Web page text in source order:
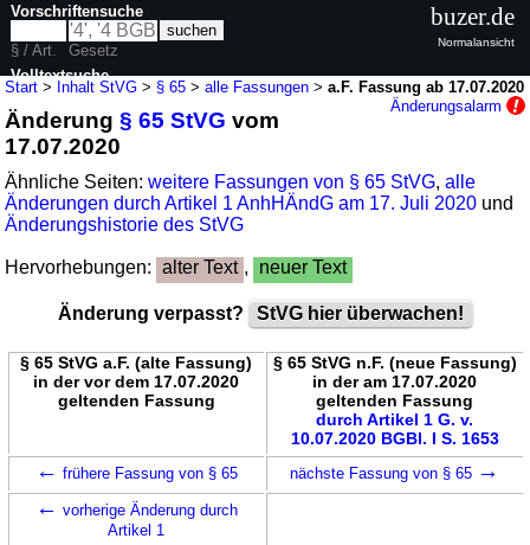
Start > Inhalt StVG > § 65 >alle Fassungen >a.F. Fassung ab 17.07.2020
Änderungsalarm
Änderung§ 65 StVG vom
17.07.2020
Ähnliche Seiten:weitere Fassungen von § 65 StVG,alle
Änderungen durch Artikel 1 AnhHÄndG am 17. Juli 2020 und
Änderungshistorie des StVG
Hervorhebungen: alter Text , neuer Text
Änderung verpasst? StVG hier überwachen!
§ 65 StVG a.F. (alte Fassung)
in der vor dem 17.07.2020
geltenden Fassung
§ 65 StVG n.F. (neue Fassung)
in der am 17.07.2020
geltenden Fassung
durch Artikel 1 G. v.
10.07.2020 BGBl. I S. 1653
← frühere Fassung von § 65 nächste Fassung von § 65 →
← vorherige Änderung durch
Artikel 1
Vorschriftensuche
§ / Art.
Gesetz
Volltextsuche
nur in StVG
buzer.de
Normalansicht